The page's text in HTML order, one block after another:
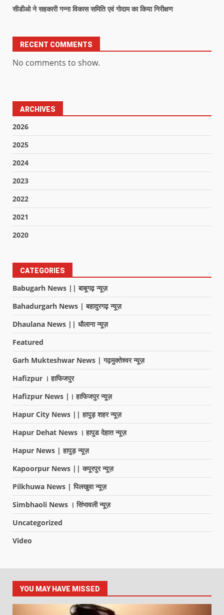
सीडीओ ने सहकारी गन्ना विकास समिति एवं गोदाम का किया निरीक्षण
RECENT COMMENTS
No comments to show.
ARCHIVES
2026
2025
2024
2023
2022
2021
2020
CATEGORIES
Babugarh News || बाबूगढ़ न्यूज़
Bahadurgarh News | बहादुरगढ़ न्यूज़
Dhaulana News || धौलाना न्यूज़
Featured
Garh Mukteshwar News | गढ़मुक्तेश्वर न्यूज़
Hafizpur । हाफिजपुर
Hafizpur News |। हाफिजपुर न्यूज़
Hapur City News || हापुड़ शहर न्यूज़
Hapur Dehat News । हापुड देहात न्यूज़
Hapur News | हापुड़ न्यूज़
Kapoorpur News || कपूरपुर न्यूज़
Pilkhuwa News | पिलखुवा न्यूज़
Simbhaoli News । सिंभावली न्यूज़
Uncategorized
Video
YOU MAY HAVE MISSED